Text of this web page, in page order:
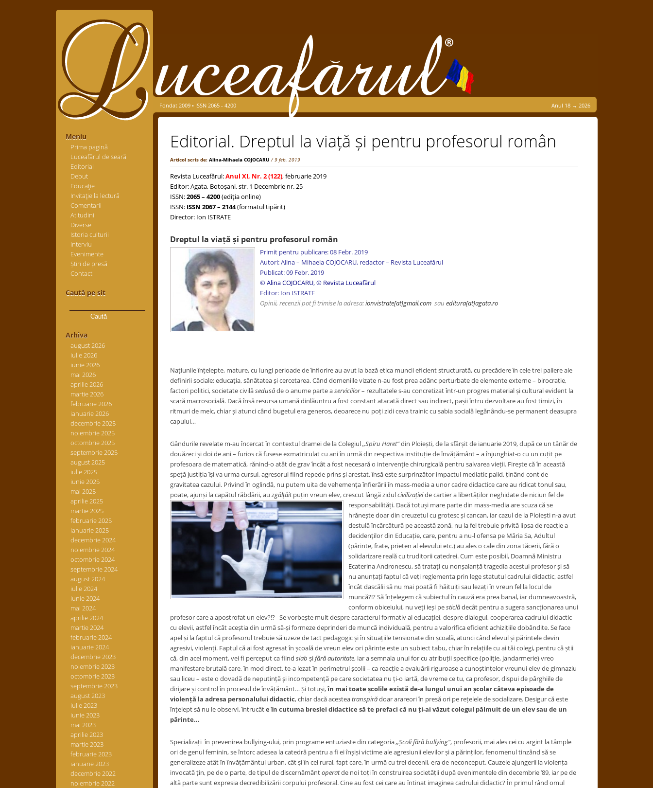
Meniu
Prima pagină
Luceafărul de seară
Editorial
Debut
Educaţie
Invitaţie la lectură
Comentarii
Atitudinii
Diverse
Istoria culturii
Interviu
Evenimente
Știri de presă
Contact
Caută pe sit
după:
Arhiva
august 2026
iulie 2026
iunie 2026
mai 2026
aprilie 2026
martie 2026
februarie 2026
ianuarie 2026
decembrie 2025
noiembrie 2025
octombrie 2025
septembrie 2025
august 2025
iulie 2025
iunie 2025
mai 2025
aprilie 2025
martie 2025
februarie 2025
ianuarie 2025
decembrie 2024
noiembrie 2024
octombrie 2024
septembrie 2024
august 2024
iulie 2024
iunie 2024
mai 2024
aprilie 2024
martie 2024
februarie 2024
ianuarie 2024
decembrie 2023
noiembrie 2023
octombrie 2023
septembrie 2023
august 2023
iulie 2023
iunie 2023
mai 2023
aprilie 2023
martie 2023
februarie 2023
ianuarie 2023
decembrie 2022
noiembrie 2022
Fondat 2009 • ISSN 2065 - 4200 Anul 18 → 2026
Editorial. Dreptul la viață și pentru profesorul român
Articol scris de: Alina-Mihaela COJOCARU / 9 feb. 2019
Revista Luceafărul:Anul XI, Nr. 2 (122), februarie 2019
Editor: Agata, Botoșani, str. 1 Decembrie nr. 25
ISSN:2065 – 4200(ediţia online)
ISSN: ISSN 2067 – 2144(formatul tipărit)
Director: Ion ISTRATE
Dreptul la viață și pentru profesorul român
Primit pentru publicare: 08 Febr. 2019
Autori: Alina – Mihaela COJOCARU, redactor – Revista Luceafărul
Publicat: 09 Febr. 2019
© Alina COJOCARU, © Revista Luceafărul
Editor: Ion ISTRATE
Opinii, recenzii pot fi trimise la adresa:ionvistrate[at]gmail.comsau editura[at]agata.ro
Națiunile înțelepte, mature, cu lungi perioade de înflorire au avut la bază etica muncii eficient structurată, cu precădere în cele trei paliere ale
definirii sociale: educația, sănătatea și cercetarea. Când domeniile vizate n-au fost prea adânc perturbate de elemente externe – birocrație,
factori politici, societate civilăsedusăde o anume parte aserviciilor– rezultatele s-au concretizat într-un progres material și cultural evident la
scară macrosocială. Dacă însă resursa umană dinlăuntru a fost constant atacată direct sau indirect, pașii întru dezvoltare au fost timizi, în
ritmuri de melc, chiar și atunci când bugetul era generos, deoarece nu poți zidi ceva trainic cu sabia socială legănându-se permanent deasupra
capului…
Gândurile revelate m-au încercat în contextul dramei de la Colegiul,,Spiru Haret”din Ploiești, de la sfârșit de ianuarie 2019, după ce un tânăr de
douăzeci și doi de ani – furios că fusese exmatriculat cu ani în urmă din respectiva instituție de învățământ – a înjunghiat-o cu un cuțit pe
profesoara de matematică, rănind-o atât de grav încât a fost necesară o intervenție chirurgicală pentru salvarea vieții. Firește că în această
speță justiția își va urma cursul, agresorul fiind repede prins și arestat, însă este surprinzător impactul mediatic palid, ținând cont de
gravitatea cazului. Privind în oglindă, nu putem uita de vehemența înfierării în mass-media a unor cadre didactice care au ridicat tonul sau,
poate, ajunși la capătul răbdării, au zgâlțâitpuțin vreun elev, crescut lângă zidulcivilizațieidecartier a libertăților neghidate de niciun fel de
responsabilități. Dacă totuși mare parte din mass-media are scuza că se
hrănește doar din creuzetul cu grotesc și cancan, iar cazul de la Ploiești n-a avut
destulă încărcătură pe această zonă, nu la fel trebuie privită lipsa de reacție a
decidenților din Educație, care, pentru a nu-l ofensa pe Măria Sa, Adultul
(părinte, frate, prieten al elevului etc.) au ales o cale din zona tăcerii, fără o
solidarizare reală cu truditorii catedrei. Cum este posibil, Doamnă Ministru
Ecaterina Andronescu, să tratați cu nonșalanță tragedia acestui profesor și să
nu anunțați faptul că veți reglementa prin lege statutul cadrului didactic, astfel
încât dascălii să nu mai poată fi hăituiți sau lezați în vreun fel la locul de
muncă?!? Să înțelegem că subiectul în cauză era prea banal, iar dumneavoastră,
conform obiceiului, nu veți ieși pesticlădecât pentru a sugera sancționarea unui
profesor care a apostrofat un elev?!? Se vorbește mult despre caracterul formativ al educației, despre dialogul, cooperarea cadrului didactic
cu elevii, astfel încât aceștia din urmă să-și formeze deprinderi de muncă individuală, pentru a valorifica eficient achizițiile dobândite. Se face
apel și la faptul că profesorul trebuie să uzeze de tact pedagogic și în situațiile tensionate din școală, atunci când elevul și părintele devin
agresivi, violenți. Faptul că ai fost agresat în școală de vreun elev ori părinte este un subiect tabu, chiar în relațiile cu ai tăi colegi, pentru că știi
că, din acel moment, vei fi perceput ca fiind slab șifără autoritate, iar a semnala unui for cu atribuții specifice (poliție, jandarmerie) vreo
manifestare brutală care, în mod direct, te-a lezat în perimetrul școlii – ca reacție a evaluării riguroase a cunoștințelor vreunui elev de gimnaziu
sau liceu – este o dovadă de neputință și incompetență pe care societatea nu ți-o iartă, de vreme ce tu, ca profesor, dispui de pârghiile de
dirijare și control în procesul de învățământ… Și totuși,în mai toate școlile există de-a lungul unui an școlar câteva episoade de
violență la adresa personalului didactic, chiar dacă acesteatranspirădoar arareori în presă ori pe rețelele de socializare. Desigur că este
înțelept să nu le observi, întrucâte în cutuma breslei didactice să te prefaci că nu ți-ai văzut colegul pălmuit de un elev sau de un
părinte…
Specializați în prevenirea bullying-ului, prin programe entuziaste din categoria,,Școli fără bullying”, profesorii, mai ales cei cu argint la tâmple
ori de genul feminin, se întorc adesea la catedră pentru a fi ei înșiși victime ale agresiunii elevilor și a părinților, fenomenul tinzând să se
generalizeze atât în învățământul urban, cât și în cel rural, fapt care, în urmă cu trei decenii, era de neconceput. Cauzele ajungerii la violența
invocată țin, pe de o parte, de tipul de discernământoperatde noi toți în construirea societății după evenimentele din decembrie ’89, iar pe de
altă parte sunt expresia decredibilizării corpului profesoral. Cine au fost cei care au întinat imaginea cadrului didactic? În primul rând omul